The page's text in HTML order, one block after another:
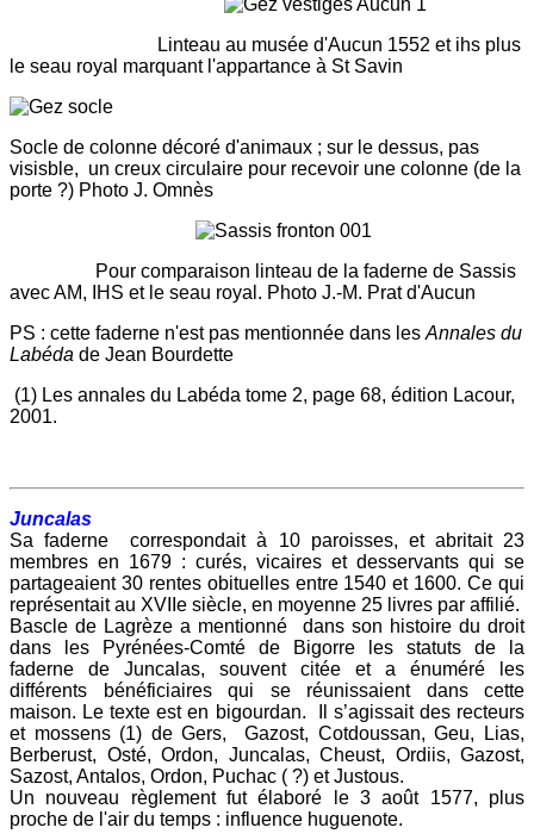
Linteau au musée d'Aucun 1552 et ihs plus
le seau royal marquant l'appartance à St Savin
Socle de colonne décoré d'animaux ; sur le dessus, pas
visisble, un creux circulaire pour recevoir une colonne (de la
porte ?) Photo J. Omnès
Pour comparaison linteau de la faderne de Sassis
avec AM, IHS et le seau royal. Photo J.-M. Prat d'Aucun
PS : cette faderne n'est pas mentionnée dans les Annales du
Labéda de Jean Bourdette
(1) Les annales du Labéda tome 2, page 68, édition Lacour,
2001.
Juncalas
Sa faderne correspondait à 10 paroisses, et abritait 23
membres en 1679 : curés, vicaires et desservants qui se
partageaient 30 rentes obituelles entre 1540 et 1600. Ce qui
représentait au XVIIe siècle, en moyenne 25 livres par affilié.
Bascle de Lagrèze a mentionné dans son histoire du droit
dans les Pyrénées-Comté de Bigorre les statuts de la
faderne de Juncalas, souvent citée et a énuméré les
différents bénéficiaires qui se réunissaient dans cette
maison. Le texte est en bigourdan. Il s’agissait des recteurs
et mossens (1) de Gers, Gazost, Cotdoussan, Geu, Lias,
Berberust, Osté, Ordon, Juncalas, Cheust, Ordiis, Gazost,
Sazost, Antalos, Ordon, Puchac ( ?) et Justous.
Un nouveau règlement fut élaboré le 3 août 1577, plus
proche de l'air du temps : influence huguenote.